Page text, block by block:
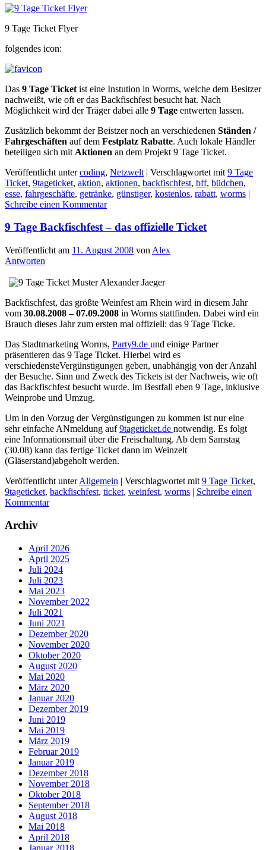
9 Tage Ticket Flyer
folgendes icon:
Das 9 Tage Ticket ist eine Instution in Worms, welche dem Besitzer
nachweißt, wie oft er das Backfischfest besucht hat. Nach
Möglichkeit wird der Träger dabei alle 9 Tage entwerten lassen.
Zusätzlich bekommt der Beistzer noch an verschiedenen Ständen /
Fahrgeschäften auf dem Festplatz Rabatte. Auch lokale Händler
beteiligen sich mit Aktionen an dem Projekt 9 Tage Ticket.
Veröffentlicht unter coding, Netzwelt | Verschlagwortet mit 9 Tage
Ticket, 9tageticket, aktion, aktionen, backfischfest, bff, büdchen,
esse, fahrgeschäfte, getränke, günstiger, kostenlos, rabatt, worms |
Schreibe einen Kommentar
9 Tage Backfischfest – das offizielle Ticket
Veröffentlicht am 11. August 2008 von Alex
Antworten
Backfischfest, das größte Weinfest am Rhein wird in diesem Jahr
vom 30.08.2008 – 07.09.2008 in Worms stattfinden. Dabei wird ein
Brauch dieses Jahr zum ersten mal offiziell: das 9 Tage Ticke.
Das Stadtmarketing Worms, Party9.de und einige Partner
präsentieren das 9 Tage Ticket. Hierbei wird es
verschiedensteVergünstigungen geben, unabhängig von der Anzahl
der Besuche. Sinn und Zweck des Tickets ist der Nachweis, wie oft
das Backfischfest besucht wurde. Im Bestfall eben 9 Tage, inklusive
Weinprobe und Umzug.
Um in den Vorzug der Vergünstigungen zu kommen ist nur eine
sehr einfache ANmeldung auf9tageticket.de notwendig. Es folgt
eine Informationsmail über die Freischaltung. Ab dem Samstag
(30.08) kann das fertige Ticket dann im Weinzelt
(Gläserstand)abgeholt werden.
Veröffentlicht unter Allgemein | Verschlagwortet mit 9 Tage Ticket,
9tageticket, backfischfest, ticket, weinfest, worms | Schreibe einen
Kommentar
Archiv
April 2026
April 2025
Juli 2024
Juli 2023
Mai 2023
November 2022
Juli 2021
Juni 2021
Dezember 2020
November 2020
Oktober 2020
August 2020
Mai 2020
März 2020
Januar 2020
Dezember 2019
Juni 2019
Mai 2019
März 2019
Februar 2019
Januar 2019
Dezember 2018
November 2018
Oktober 2018
September 2018
August 2018
Mai 2018
April 2018
Januar 2018